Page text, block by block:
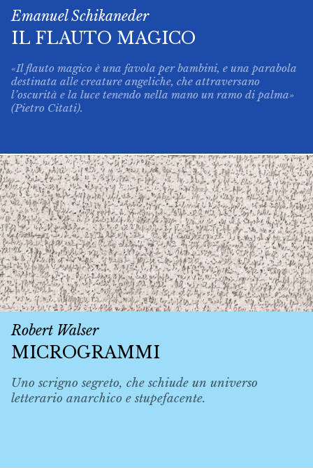
Emanuel Schikaneder
IL FLAUTO MAGICO
«Il flauto magico è una favola per bambini, e una parabola
destinata alle creature angeliche, che attraversano
l’oscurità e la luce tenendo nella mano un ramo di palma»
(Pietro Citati).
Robert Walser
MICROGRAMMI
Uno scrigno segreto, che schiude un universo
letterario anarchico e stupefacente.